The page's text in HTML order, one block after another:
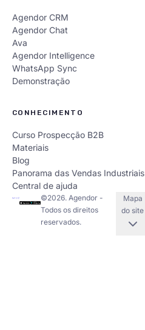
Agendor CRM
Agendor Chat
Ava
Agendor Intelligence
WhatsApp Sync
Demonstração
CONHECIMENTO
Curso Prospecção B2B
Materiais
Blog
Panorama das Vendas Industriais
Central de ajuda
©2026. Agendor -
Todos os direitos
reservados.
Mapa
do site